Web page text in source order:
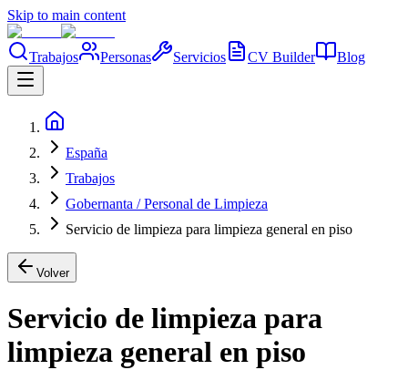
Skip to main content
Trabajos Personas Servicios CV Builder Blog
España
Trabajos
Gobernanta / Personal de Limpieza
Servicio de limpieza para limpieza general en piso
Volver
Servicio de limpieza para
limpieza general en piso